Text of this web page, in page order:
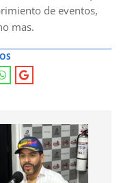
de eventos,
mas.